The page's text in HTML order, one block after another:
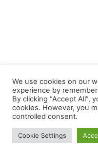
We use cookies on our
experience by
By clicking “Accept All”,
cookies. However, you
controlled consent.
Cookie Settings